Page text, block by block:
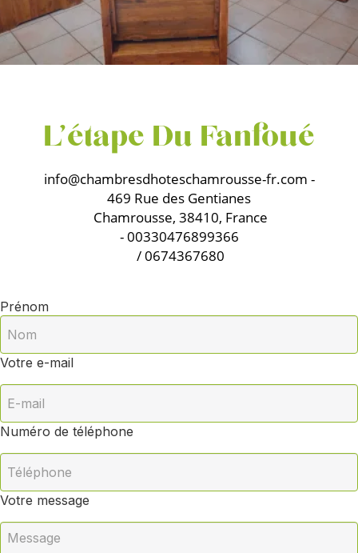
L'étape Du Fanfoué
info@chambresdhoteschamrousse-fr.com -
469 Rue des Gentianes
Chamrousse, 38410, France
- 00330476899366
/ 0674367680
Prénom
Votre e-mail
Numéro de téléphone
Votre message